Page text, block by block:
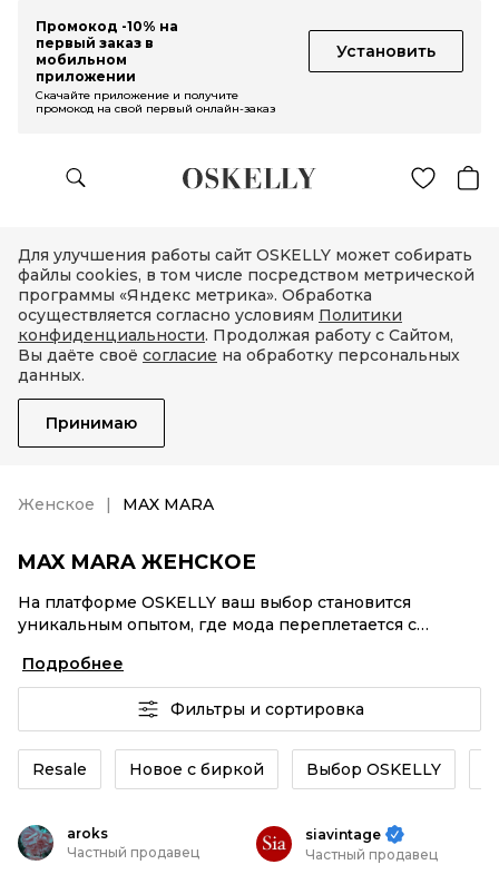
Промокод -10% на
первый заказ в
мобильном
приложении
Установить
Скачайте приложение и получите
промокод на свой первый онлайн-заказ
Для улучшения работы сайт OSKELLY может собирать
файлы cookies, в том числе посредством метрической
программы «Яндекс метрика». Обработка
осуществляется согласно условиям Политики
конфиденциальности. Продолжая работу с Сайтом,
Вы даёте своё согласие на обработку персональных
данных.
Принимаю
Женское MAX MARA
MAX MARA ЖЕНСКОЕ
На платформе OSKELLY ваш выбор становится
уникальным опытом, где мода переплетается с
аутентификация каждого заказа – MAX MARA
Женское от селлеров OSKELLY с быстрой доставкой
по России. Ваш стиль не ждет, и мы тоже! Винтажные
изделия или MAX MARA Женское из новых коллекций
– заказывайте на сайте или в приложении OSKELLY с
целой экосистемой инструментов.
Подробнее
Фильтры и сортировка
Resale Новое с биркой Выбор OSKELLY
aroks
Частный продавец
siavintage
Частный продавец